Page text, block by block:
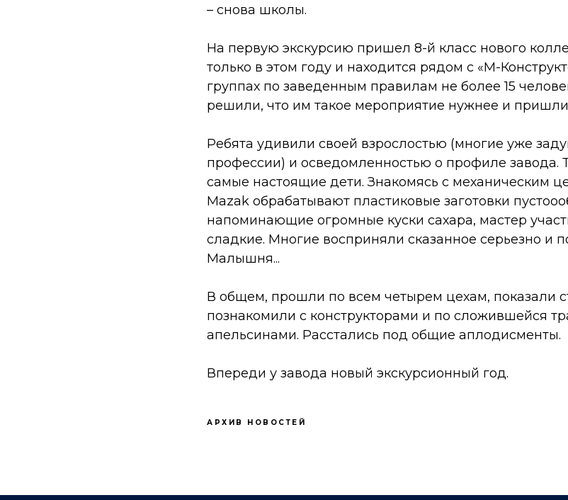
– снова школы.
На первую экскурсию пришел 8-й класс нового
только в этом году и находится рядом с «М-
группах по заведенным правилам не более 15
решили, что им такое мероприятие нужнее и пришли
Ребята удивили своей взрослостью (многие уже
профессии) и осведомленностью о профиле завода.
самые настоящие дети. Знакомясь с механическим
Mazak обрабатывают пластиковые заготовки
напоминающие огромные куски сахара, мастер
сладкие. Многие восприняли сказанное серьезно и
Малышня...
В общем, прошли по всем четырем цехам, показали
познакомили с конструкторами и по сложившейся
апельсинами. Расстались под общие аплодисменты.
Впереди у завода новый экскурсионный год.
АРХИВ НОВОСТЕЙ